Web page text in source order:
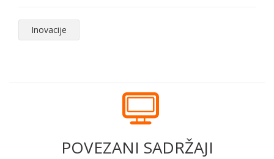
Inovacije
POVEZANI SADRŽAJI